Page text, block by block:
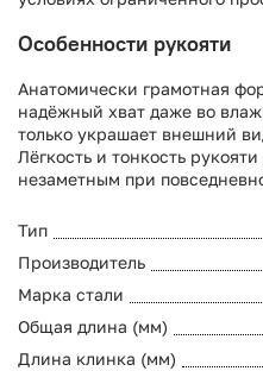
Особенности рукояти
Анатомически грамотная
надёжный хват даже во
только украшает внешний
Лёгкость и тонкость
незаметным при
Тип
Производитель
Марка стали
Общая длина (мм)
Длина клинка (мм)